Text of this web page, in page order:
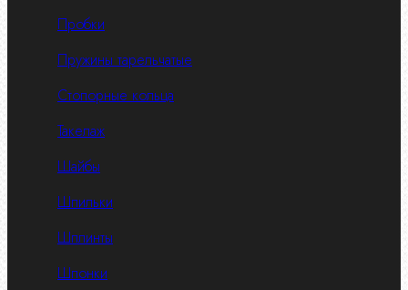
Пробки
Пружины тарельчатые
Стопорные кольца
Такелаж
Шайбы
Шпильки
Шплинты
Шпонки